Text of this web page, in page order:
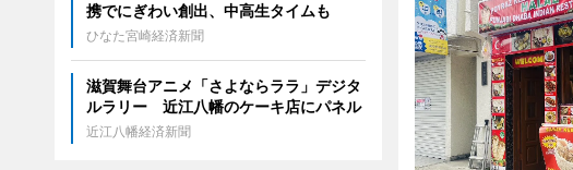
携でにぎわい創出、中高生タイムも
ひなた宮崎経済新聞
滋賀舞台アニメ「さよならララ」デジタ
ルラリー 近江八幡のケーキ店にパネル
近江八幡経済新聞